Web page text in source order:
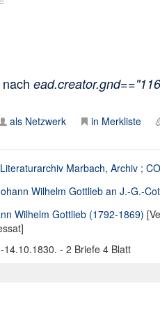
als Netzwerk in Merkliste
Marbach, Archiv ;
Wilhelm Gottlieb an J.-G.-
Wilhelm Gottlieb (1792-1869)
14.10.1830. - 2 Briefe 4 Blatt